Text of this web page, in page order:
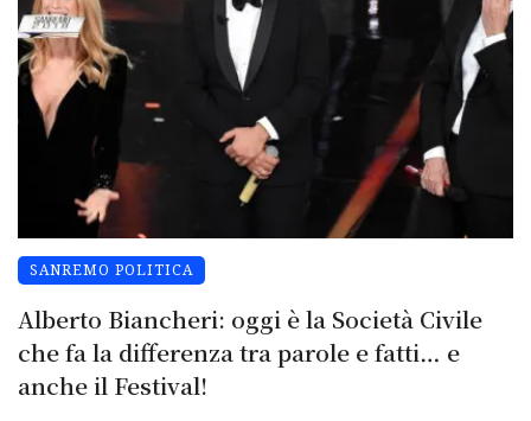
SANREMO POLITICA
Alberto Biancheri: oggi è la Società Civile
che fa la differenza tra parole e fatti… e
anche il Festival!